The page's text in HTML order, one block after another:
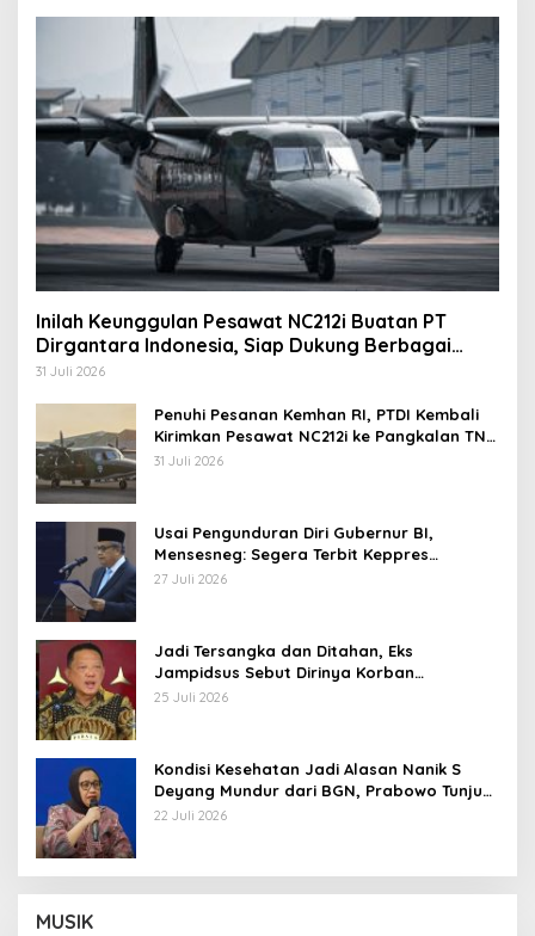
Inilah Keunggulan Pesawat NC212i Buatan PT
Dirgantara Indonesia, Siap Dukung Berbagai
Operasi TNI
31 Juli 2026
Penuhi Pesanan Kemhan RI, PTDI Kembali
Kirimkan Pesawat NC212i ke Pangkalan TNI
AU
31 Juli 2026
Usai Pengunduran Diri Gubernur BI,
Mensesneg: Segera Terbit Keppres
Pemberhentian dengan Hormat
27 Juli 2026
Jadi Tersangka dan Ditahan, Eks
Jampidsus Sebut Dirinya Korban
Kriminalisasi
25 Juli 2026
Kondisi Kesehatan Jadi Alasan Nanik S
Deyang Mundur dari BGN, Prabowo Tunjuk
Wamentan Sudaryono
22 Juli 2026
MUSIK